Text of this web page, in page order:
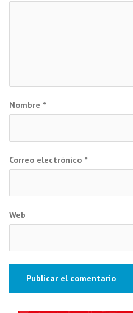
Nombre *
Correo electrónico *
Web